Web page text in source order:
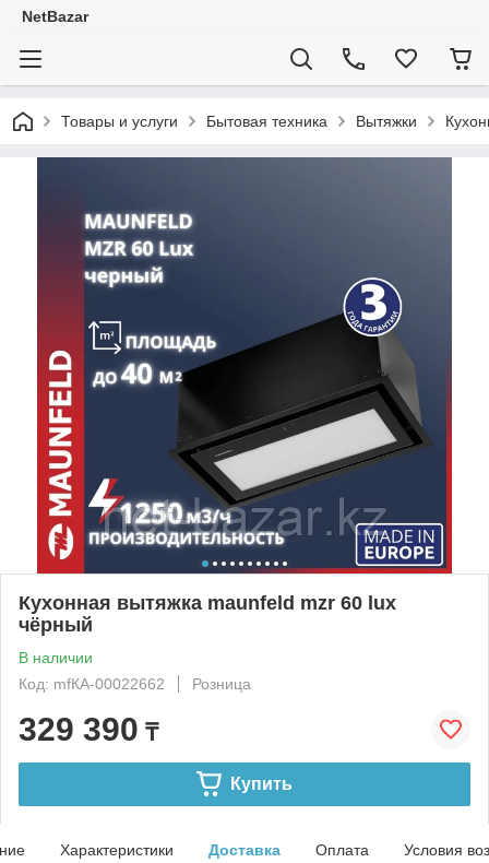
NetBazar
Товары и услуги Бытовая техника Вытяжки
Кухонная вытяжка maunfeld mzr 60 lux
чёрный
В наличии
Код: mfКА-00022662
Розница
329 390 ₸
Купить
Характеристики Доставка Оплата Условия